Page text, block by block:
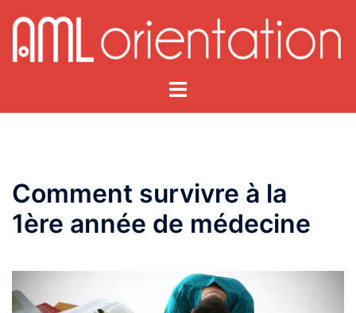
au
contenu
Ouvrir/fermer
Comment survivre à la
1ère année de médecine